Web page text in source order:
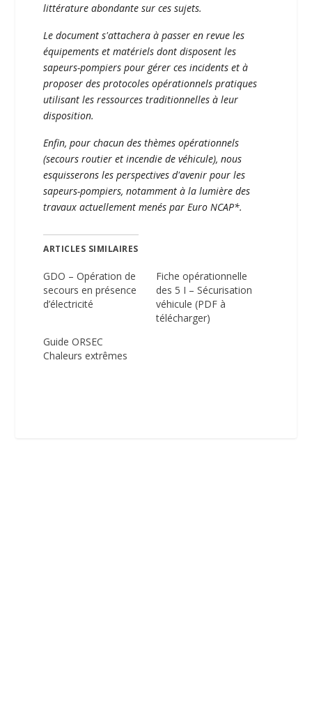
littérature abondante sur ces sujets.
Le document s'attachera à passer en revue les
équipements et matériels dont disposent les
sapeurs-pompiers pour gérer ces incidents et à
proposer des protocoles opérationnels pratiques
utilisant les ressources traditionnelles à leur
disposition.
Enfin, pour chacun des thèmes opérationnels
(secours routier et incendie de véhicule), nous
esquisserons les perspectives d'avenir pour les
sapeurs-pompiers, notamment à la lumière des
travaux actuellement menés par Euro NCAP*.
ARTICLES SIMILAIRES
GDO – Opération de
secours en présence
d’électricité
Fiche opérationnelle
des 5 I – Sécurisation
véhicule (PDF à
télécharger)
Guide ORSEC
Chaleurs extrêmes